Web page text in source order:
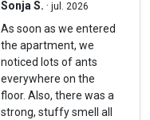
Sonja S. · jul. 2026
As soon as we entered
the apartment, we
noticed lots of ants
everywhere on the
floor. Also, there was a
strong, stuffy smell all